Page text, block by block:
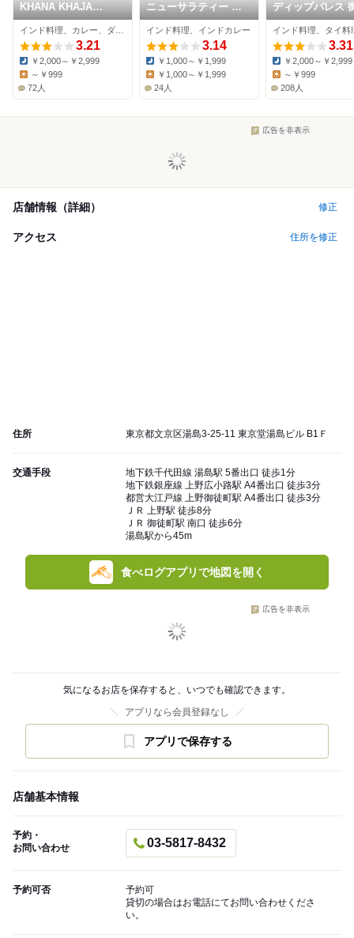
KHANA KHAJA
Indian.Nepali Asian
Dining & Bar 上野御
徒町店
3.21
Dinner:
￥2,000～￥2,999
Lunch:
～￥999
72人
ニューサラティー 新
御徒町店
インド料理、インドカレー
3.14
Dinner:
￥1,000～￥1,999
Lunch:
￥1,000～￥1,999
24人
ディップパレス
町店
3.31
Dinner:
￥2,000～￥2,999
～￥999
208人
広告を非表示
店舗情報（詳細） 修正
アクセス 住所を修正
住所 東京都文京区湯島3-25-11 東京堂湯島ビル B1Ｆ
交通手段
地下鉄千代田線 湯島駅 5番出口 徒歩1分
地下鉄銀座線 上野広小路駅 A4番出口 徒歩3分
都営大江戸線 上野御徒町駅 A4番出口 徒歩3分
ＪＲ 上野駅 徒歩8分
ＪＲ 御徒町駅 南口 徒歩6分
湯島駅から45m
食べログアプリで地図を開く
広告を非表示
気になるお店を保存すると、いつでも確認できます。
アプリなら会員登録なし
アプリで保存する
店舗基本情報
予約・
お問い合わせ
03-5817-8432
予約可否
予約可
貸切の場合はお電話にてお問い合わせくださ
い。